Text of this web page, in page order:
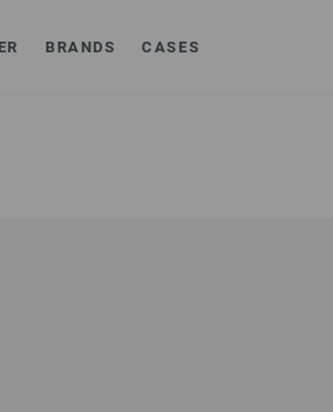
BRANDS CASES